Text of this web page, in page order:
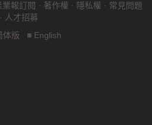
業報訂閱 · 著作權 · 隱私權 · 常見問題
· 人才招募
体版 ■ English